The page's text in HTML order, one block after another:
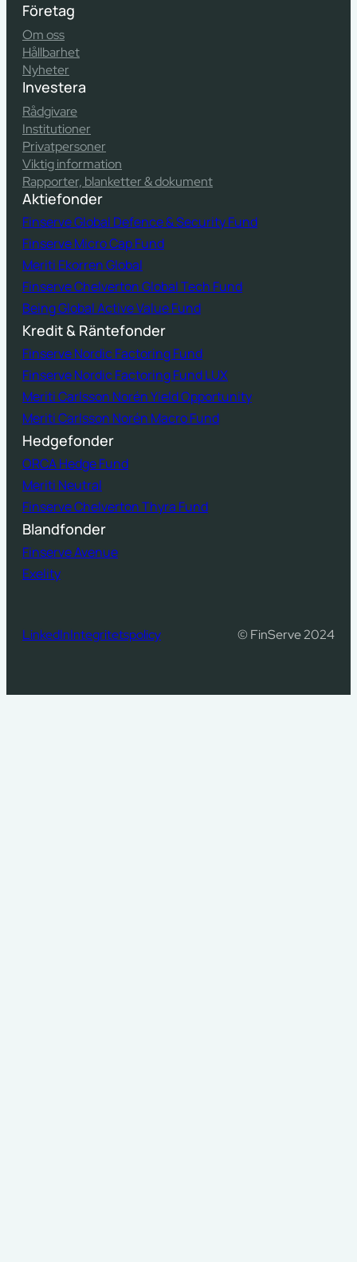
Företag
Om oss
Hållbarhet
Nyheter
Investera
Rådgivare
Institutioner
Privatpersoner
Viktig information
Rapporter, blanketter & dokument
Aktiefonder
Finserve Global Defence & Security Fund
Finserve Micro Cap Fund
Meriti Ekorren Global
Finserve Chelverton Global Tech Fund
Being Global Active Value Fund
Kredit & Räntefonder
Finserve Nordic Factoring Fund
Finserve Nordic Factoring Fund LUX
Meriti Carlsson Norén Yield Opportunity
Meriti Carlsson Norén Macro Fund
Hedgefonder
ORCA Hedge Fund
Meriti Neutral
Finserve Chelverton Thyra Fund
Blandfonder
Finserve Avenue
Exelity
LinkedInIntegritetspolicy © FinServe 2024